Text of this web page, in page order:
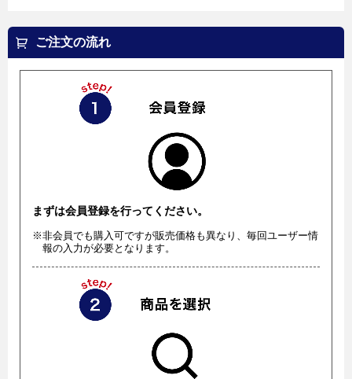
ご注文の流れ
まずは会員登録を行ってください。
※非会員でも購入可ですが販売価格も異なり、毎回ユーザー情
報の入力が必要となります。